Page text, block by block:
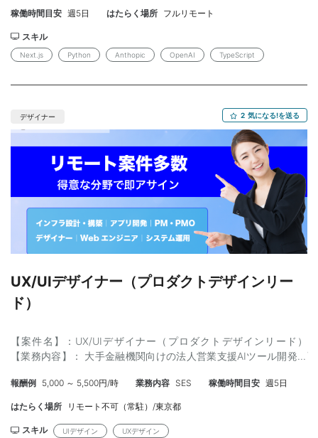
ル】： ＜必須＞ ・業界経験 5年以上 ・TypeScript（Next.js）開
数案件の対応を苦にしない方 ・自走できる方 ＜尚可＞ ・上記環境
にての開発経験のマッチ度が上がるほど良い 【作業場所】：都
長期 【単価】：70万円（スキル見合い/スキルによって上振れ可能
面の顔合わせ発生)※弊社同席 【精算】：140-180h 【年齢】：
25〜45歳 【外国籍】：無し 【服装】：自由、PC貸与可能、地方
稼働時間目安 週5日 はたらく場所 フルリモート
スキル
Next.js Python Anthopic OpenAI TypeScript
デザイナー 2 気になる!を送る
UX/UIデザイナー（プロダクトデザインリー
ド）
【案件名】：UX/UIデザイナー（プロダクトデザインリード）
【業務内容】： 大手金融機関向けの法人営業支援AIツール開発プ
の顧客課題整理および金融ソリューション提案をAIで支援するプ
ロダクトの設計に携わります。 クライアント・PM・エンジニアと
を推進いただきます。 【技術環境】：Figma ほか 【スキル】：
報酬例 5,000 ～ 5,500円/時 業務内容 SES 稼働時間目安 週5日
はたらく場所 リモート不可（常駐）/東京都
スキル UIデザイン UXデザイン